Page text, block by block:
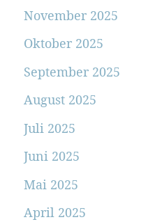
November 2025
Oktober 2025
September 2025
August 2025
Juli 2025
Juni 2025
Mai 2025
April 2025